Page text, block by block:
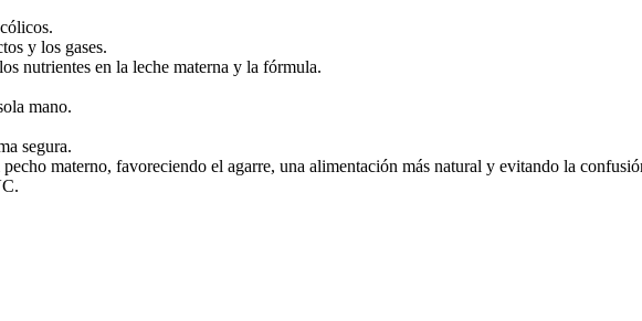
y los gases.
nutrientes en la leche materna y la fórmula.
mano.
segura.
materno, favoreciendo el agarre, una alimentación más natural y evitando la